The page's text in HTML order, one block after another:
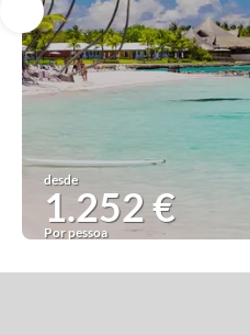
desde
1.252 €
Por pessoa